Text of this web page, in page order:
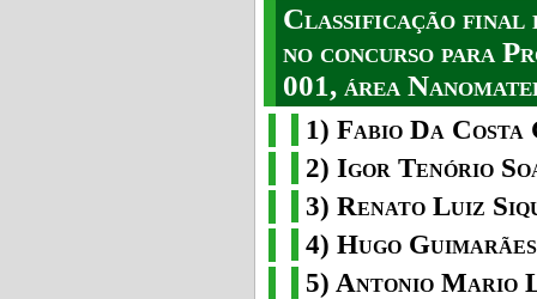
Classificação final
no concurso para
001, área
1) Fabio Da
2) Igor Tenório
3) Renato Luiz
4) Hugo
5) Antonio Mario